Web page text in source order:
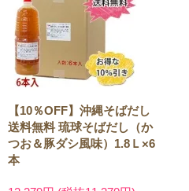
【10％OFF】沖縄そばだし
送料無料 琉球そばだし（か
つお＆豚ダシ風味）1.8Ｌ×6
本